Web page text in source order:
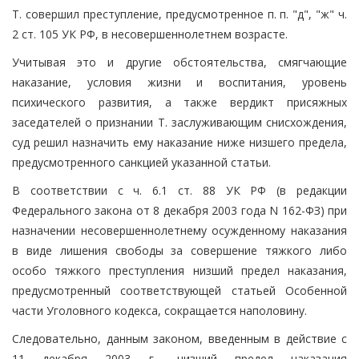
Т. совершил преступление, предусмотренное п. п. "д", "ж" ч.
2 ст. 105 УК РФ, в несовершеннолетнем возрасте.
Учитывая это и другие обстоятельства, смягчающие
наказание, условия жизни и воспитания, уровень
психического развития, а также вердикт присяжных
заседателей о признании Т. заслуживающим снисхождения,
суд решил назначить ему наказание ниже низшего предела,
предусмотренного санкцией указанной статьи.
В соответствии с ч. 6.1 ст. 88 УК РФ (в редакции
Федерального закона от 8 декабря 2003 года N 162-ФЗ) при
назначении несовершеннолетнему осужденному наказания
в виде лишения свободы за совершение тяжкого либо
особо тяжкого преступления низший предел наказания,
предусмотренный соответствующей статьей Особенной
части Уголовного кодекса, сокращается наполовину.
Следовательно, данным законом, введенным в действие с